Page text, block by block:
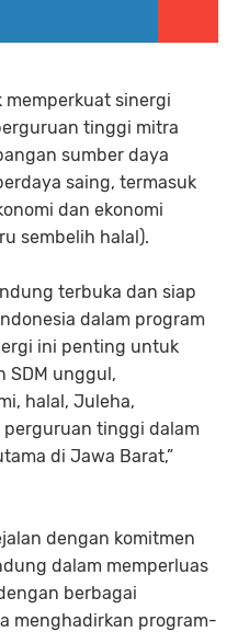
sinergi
tinggi mitra
sumber daya
saing, termasuk
dan ekonomi
sembelih halal).
terbuka dan siap
dalam program
ini penting untuk
SDM unggul,
halal, Juleha,
tinggi dalam
di Jawa Barat,”
dengan komitmen
dalam memperluas
berbagai
menghadirkan program-